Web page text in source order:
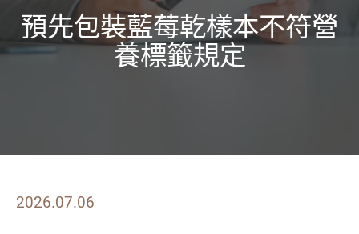
預先包裝藍莓乾樣本不符營
養標籤規定
2026.07.06